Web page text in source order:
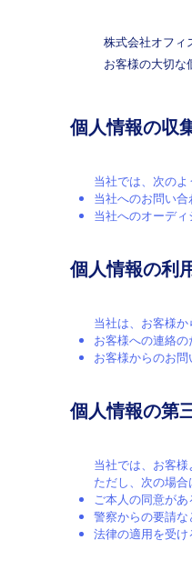
株式会社オフィ
お客様の大切な
個人情報の収
当社では、次のよ
当社へのお問い合
当社へのオーデ
個人情報の利
当社は、お客様か
お客様への連絡の
お客様からのお
個人情報の第
当社では、お客
ただし、次の場合
ご本人の同意があ
警察からの要請
法律の適用を受け